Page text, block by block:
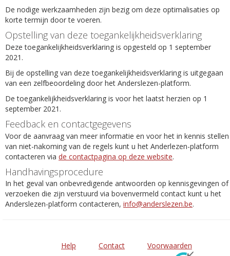
De nodige werkzaamheden zijn bezig om deze optimalisaties op
korte termijn door te voeren.
Opstelling van deze toegankelijkheidsverklaring
Deze toegankelijkheidsverklaring is opgesteld op 1 september
2021.
Bij de opstelling van deze toegankelijkheidsverklaring is uitgegaan
van een zelfbeoordeling door het Anderslezen-platform.
De toegankelijkheidsverklaring is voor het laatst herzien op 1
september 2021.
Feedback en contactgegevens
Voor de aanvraag van meer informatie en voor het in kennis stellen
van niet-nakoming van de regels kunt u het Anderlezen-platform
contacteren via de contactpagina op deze website.
Handhavingsprocedure
In het geval van onbevredigende antwoorden op kennisgevingen of
verzoeken die zijn verstuurd via bovenvermeld contact kunt u het
Anderslezen-platform contacteren, info@anderslezen.be.
Help Contact
Voorwaarden